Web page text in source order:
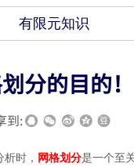
有限元知识
分的目的！
到:
时， 网格划分是一个至